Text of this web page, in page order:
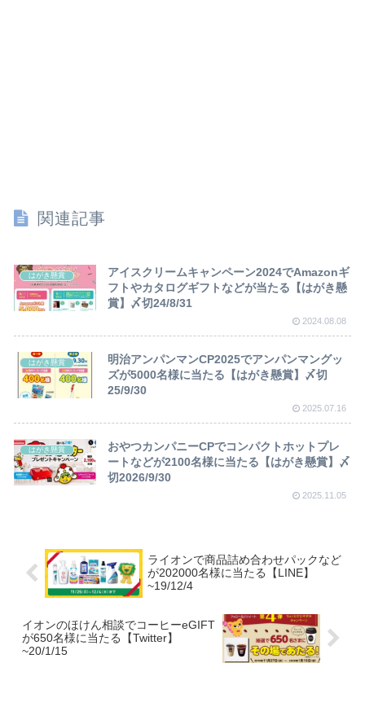
関連記事
はがき懸賞
アイスクリームキャンペーン2024でAmazonギ
フトやカタログギフトなどが当たる【はがき懸
賞】〆切24/8/31
2024.08.08
はがき懸賞
明治アンパンマンCP2025でアンパンマングッ
ズが5000名様に当たる【はがき懸賞】〆切
25/9/30
2025.07.16
はがき懸賞
おやつカンパニーCPでコンパクトホットプレ
ートなどが2100名様に当たる【はがき懸賞】〆
切2026/9/30
2025.11.05
ライオンで商品詰め合わせパックなど
が202000名様に当たる【LINE】
~19/12/4
イオンのほけん相談でコーヒーeGIFT
が650名様に当たる【Twitter】
~20/1/15